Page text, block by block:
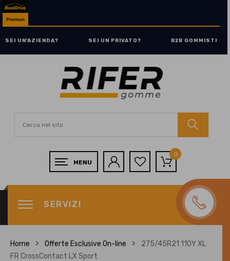
SEI UN'AZIENDA? SEI UN PRIVATO? B2B GOMMISTI
0
SERVIZI
Home Offerte Esclusive On-line
275/45R21 110Y XL
FR CrossContact LX Sport